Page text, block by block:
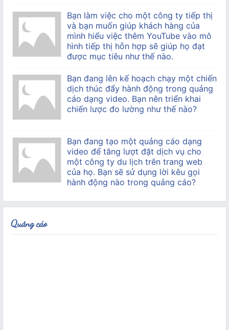
Bạn làm việc cho một công ty tiếp thị
và bạn muốn giúp khách hàng của
mình hiểu việc thêm YouTube vào mô
hình tiếp thị hỗn hợp sẽ giúp họ đạt
được mục tiêu như thế nào.
Bạn đang lên kế hoạch chạy một chiến
dịch thúc đẩy hành động trong quảng
cáo dạng video. Bạn nên triển khai
chiến lược đo lường như thế nào?
Bạn đang tạo một quảng cáo dạng
video để tăng lượt đặt dịch vụ cho
một công ty du lịch trên trang web
của họ. Bạn sẽ sử dụng lời kêu gọi
hành động nào trong quảng cáo?
Quảng cáo